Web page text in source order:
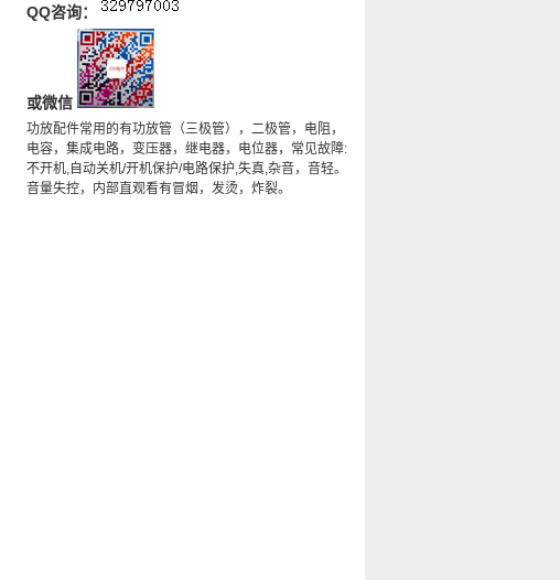
QQ咨询：
或微信
功放配件常用的有功放管（三极管），二极管，电阻，
电容，集成电路，变压器，继电器，电位器，常见故障:
不开机,自动关机/开机保护/电路保护,失真,杂音，音轻。
音量失控，内部直观看有冒烟，发烫，炸裂。